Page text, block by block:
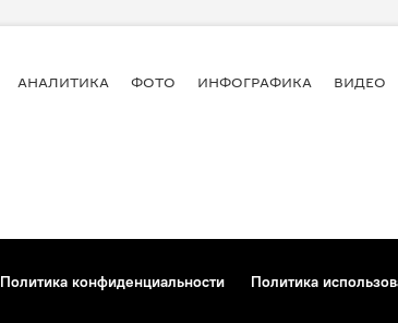
АНАЛИТИКА ФОТО ИНФОГРАФИКА ВИДЕО
Политика конфиденциальности
Политика